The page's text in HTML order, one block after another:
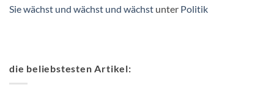
Sie wächst und wächst und wächst unter Politik
die beliebstesten Artikel: